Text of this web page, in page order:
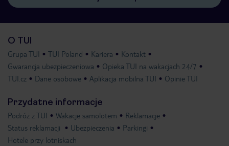
O TUI
Grupa TUI TUI Poland Kariera
Kontakt
Gwarancja ubezpieczeniowa
Opieka TUI na wakacjach 24/7
TUI.cz
Dane osobowe Aplikacja mobilna TUI Opinie TUI
Przydatne informacje
Podróż z TUI Wakacje samolotem
Reklamacje
Status reklamacji
Ubezpieczenia
Parkingi
Hotele przy lotniskach